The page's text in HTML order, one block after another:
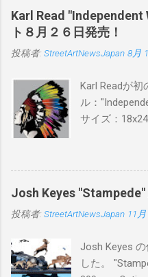
日(木)19時
BLUE/MINT
ン：各色５ サ
Karl Read "Independent
ト８月２６日発売！
投稿者: StreetArtNewsJapan 8月
Karl Readが
ル：
サイズ：
ドフィニッ
25）$125 購
Josh Keyes
投稿者: StreetArtNewsJapan 11
Josh Keyes
した。